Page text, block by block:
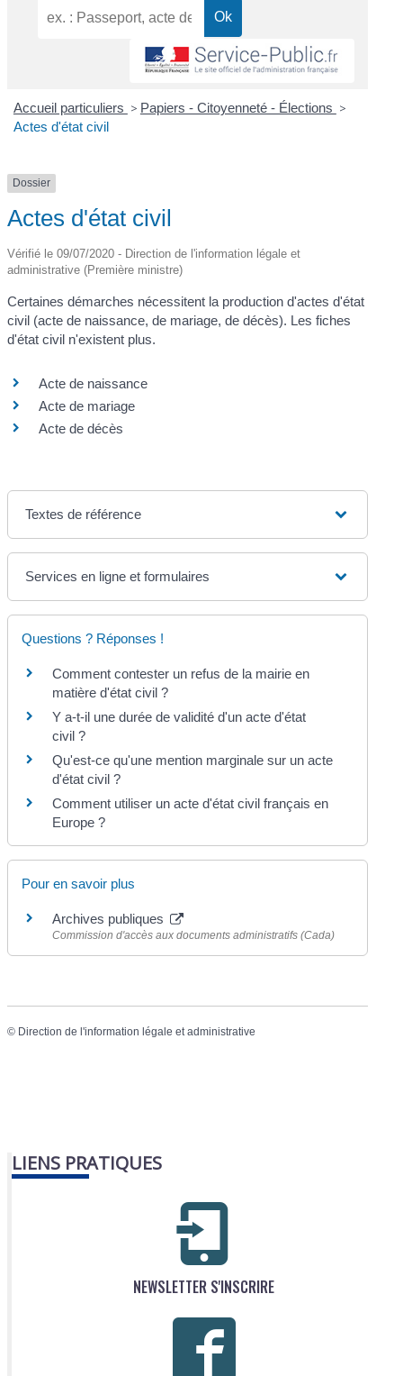
Accueil particuliers > Papiers - Citoyenneté - Élections >
Actes d'état civil
Dossier
Actes d'état civil
Vérifié le 09/07/2020 - Direction de l'information légale et
administrative (Première ministre)
Certaines démarches nécessitent la production d'actes d'état
civil (acte de naissance, de mariage, de décès). Les fiches
d'état civil n'existent plus.
Acte de naissance
Acte de mariage
Acte de décès
Textes de référence
Services en ligne et formulaires
Questions ? Réponses !
Comment contester un refus de la mairie en
matière d'état civil ?
Y a-t-il une durée de validité d'un acte d'état
civil ?
Qu'est-ce qu'une mention marginale sur un acte
d'état civil ?
Comment utiliser un acte d'état civil français en
Europe ?
Pour en savoir plus
Archives publiques
Commission d'accès aux documents administratifs (Cada)
© Direction de l'information légale et administrative
LIENS PRATIQUES
NEWSLETTER S'INSCRIRE